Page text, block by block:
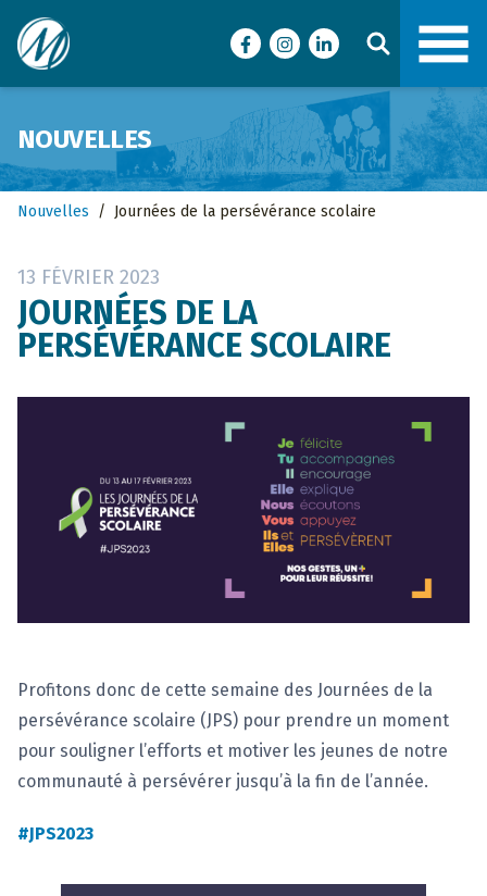
Ville de Malartic
FacebookInstagramLinkedIn
NOUVELLES
Nouvelles / Journées de la persévérance scolaire
13 FÉVRIER 2023
JOURNÉES DE LA
PERSÉVÉRANCE SCOLAIRE
Profitons donc de cette semaine des Journées de la
persévérance scolaire (JPS) pour prendre un moment
pour souligner l’efforts et motiver les jeunes de notre
communauté à persévérer jusqu’à la fin de l’année.
#JPS2023